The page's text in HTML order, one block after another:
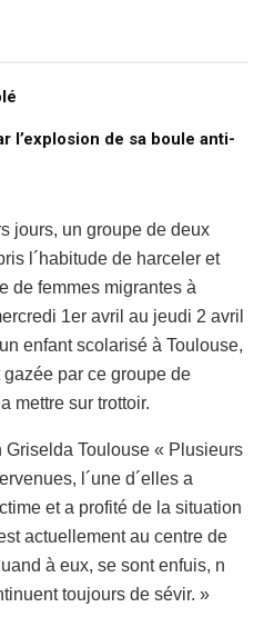
l’explosion de sa boule anti-
jours, un groupe de deux
l´habitude de harceler et
de femmes migrantes à
1er avril au jeudi 2 avril
enfant scolarisé à Toulouse,
par ce groupe de
mettre sur trottoir.
Griselda Toulouse « Plusieurs
l´une d´elles a
et a profité de la situation
actuellement au centre de
à eux, se sont enfuis, n
toujours de sévir. »